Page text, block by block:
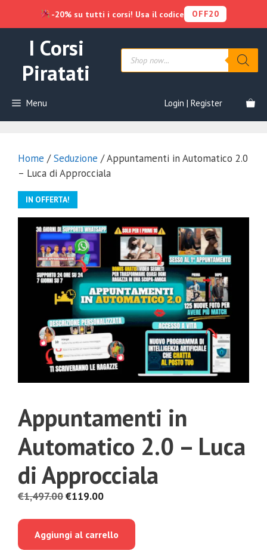
contenuto
I Corsi
Piratati
Products
search
Menu Login | Register
Home /Seduzione / Appuntamenti in Automatico 2.0
– Luca di Approcciala
IN OFFERTA!
Appuntamenti in
Automatico 2.0 – Luca
di Approcciala
€1,497.00Il
era:
€119.00Il
attuale
è:
Aggiungi al carrello
-20% su tutti i corsi! Usa il codice OFF20